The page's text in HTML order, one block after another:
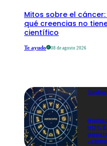
Mitos sobre el
qué creencias no
científico
Te ayudo 08 de agosto 2026
HOY,